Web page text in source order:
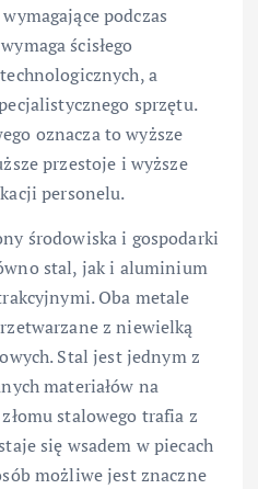
podczas
ścisłego
a
sprzętu.
oznacza to wyższe
przestoje i wyższe
personelu.
środowiska i gospodarki
stal, jak i aluminium
Oba metale
z niewielką
Stal jest jednym z
materiałów na
stalowego trafia z
się wsadem w piecach
możliwe jest znaczne